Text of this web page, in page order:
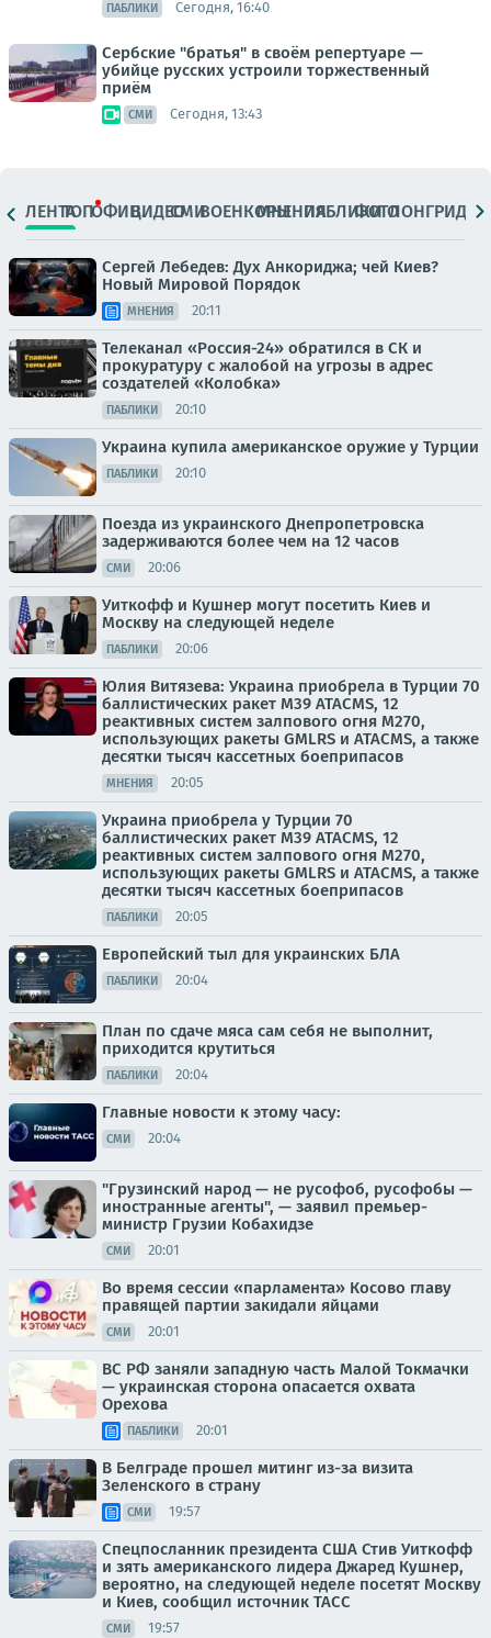
ПАБЛИКИ Сегодня, 16:40
Сербские "братья" в своём репертуаре —
убийце русских устроили торжественный
приём
СМИ Сегодня, 13:43
ЛЕНТАТОПОФИЦ.ВИДЕОСМИВОЕНКОРЫМНЕНИЯПАБЛИКИ
ФОТОЛОНГРИДЫ
Сергей Лебедев: Дух Анкориджа; чей Киев?
Новый Мировой Порядок
МНЕНИЯ 20:11
Телеканал «Россия-24» обратился в СК и
прокуратуру с жалобой на угрозы в адрес
создателей «Колобка»
ПАБЛИКИ 20:10
Украина купила американское оружие у Турции
ПАБЛИКИ 20:10
Поезда из украинского Днепропетровска
задерживаются более чем на 12 часов
СМИ 20:06
Уиткофф и Кушнер могут посетить Киев и
Москву на следующей неделе
ПАБЛИКИ 20:06
Юлия Витязева: Украина приобрела в Турции 70
баллистических ракет M39 ATACMS, 12
реактивных систем залпового огня M270,
использующих ракеты GMLRS и ATACMS, а также
десятки тысяч кассетных боеприпасов
МНЕНИЯ 20:05
Украина приобрела у Турции 70
баллистических ракет M39 ATACMS, 12
реактивных систем залпового огня M270,
использующих ракеты GMLRS и ATACMS, а также
десятки тысяч кассетных боеприпасов
ПАБЛИКИ 20:05
Европейский тыл для украинских БЛА
ПАБЛИКИ 20:04
План по сдаче мяса сам себя не выполнит,
приходится крутиться
ПАБЛИКИ 20:04
Главные новости к этому часу:
СМИ 20:04
"Грузинский народ — не русофоб, русофобы —
иностранные агенты", — заявил премьер-
министр Грузии Кобахидзе
СМИ 20:01
Во время сессии «парламента» Косово главу
правящей партии закидали яйцами
СМИ 20:01
ВС РФ заняли западную часть Малой Токмачки
— украинская сторона опасается охвата
Орехова
ПАБЛИКИ 20:01
В Белграде прошел митинг из-за визита
Зеленского в страну
СМИ 19:57
Спецпосланник президента США Стив Уиткофф
и зять американского лидера Джаред Кушнер,
вероятно, на следующей неделе посетят Москву
и Киев, сообщил источник ТАСС
СМИ 19:57